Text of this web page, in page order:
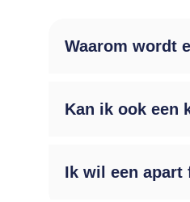
Waarom wordt
Kan ik ook een
Ik wil een apart